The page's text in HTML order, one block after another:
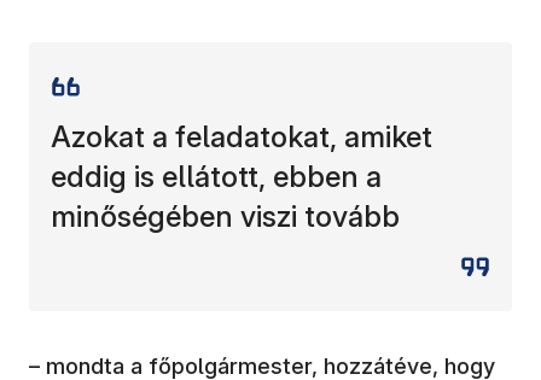
Azokat a feladatokat, amiket
eddig is ellátott, ebben a
minőségében viszi tovább
– mondta a főpolgármester, hozzátéve, hogy